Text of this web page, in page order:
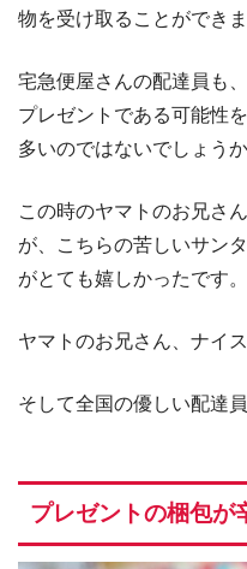
物を受け取ることができま
宅急便屋さんの配達員も
プレゼントである可能性
多いのではないでしょう
この時のヤマトのお兄さ
が、こちらの苦しいサン
がとても嬉しかったです。
ヤマトのお兄さん、ナイス
そして全国の優しい配達
プレゼントの梱包が